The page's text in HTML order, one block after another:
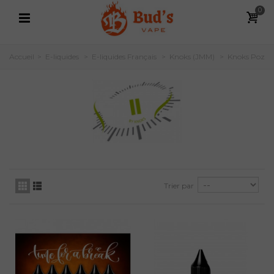
0
Trier par